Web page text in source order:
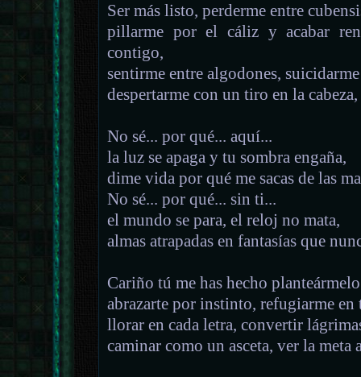
Ser más listo, perderme entre
pillarme por el cáliz y acabar
contigo,
sentirme entre algodones,
despertarme con un tiro en la
No sé... por qué... aquí...
la luz se apaga y tu sombra engaña,
dime vida por qué me sacas de las
No sé... por qué... sin ti...
el mundo se para, el reloj no mata,
almas atrapadas en fantasías que
Cariño tú me has hecho
abrazarte por instinto, refugiarme en
llorar en cada letra, convertir
caminar como un asceta, ver la meta